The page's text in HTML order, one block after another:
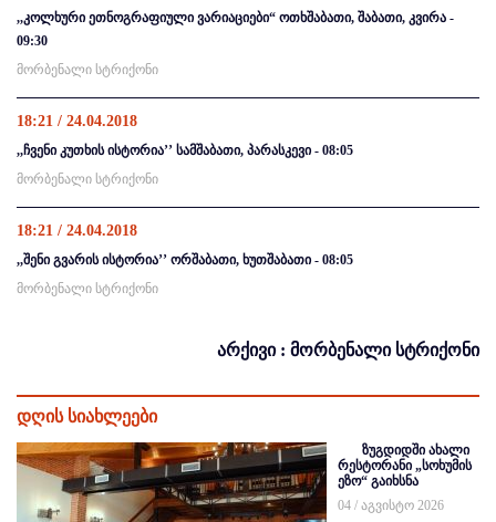
,,კოლხური ეთნოგრაფიული ვარიაციები“ ოთხშაბათი, შაბათი, კვირა -
09:30
მორბენალი სტრიქონი
18:21 / 24.04.2018
,,ჩვენი კუთხის ისტორია’’ სამშაბათი, პარასკევი - 08:05
მორბენალი სტრიქონი
18:21 / 24.04.2018
,,შენი გვარის ისტორია’’ ორშაბათი, ხუთშაბათი - 08:05
მორბენალი სტრიქონი
არქივი : მორბენალი სტრიქონი
დღის სიახლეები
ზუგდიდში ახალი
რესტორანი „სოხუმის
ეზო“ გაიხსნა
04 / აგვისტო 2026